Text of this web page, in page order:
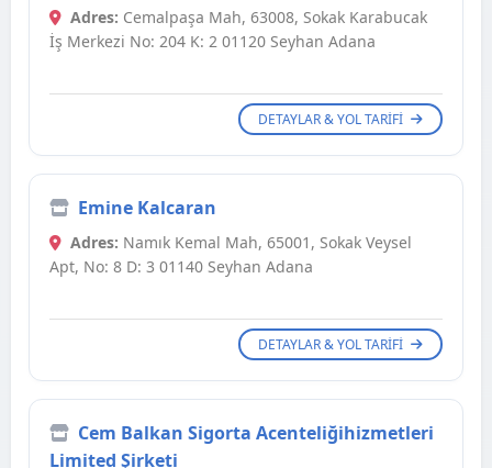
Adres: Cemalpaşa Mah, 63008, Sokak Karabucak
İş Merkezi No: 204 K: 2 01120 Seyhan Adana
DETAYLAR & YOL TARIFI
Emine Kalcaran
Adres: Namık Kemal Mah, 65001, Sokak Veysel
Apt, No: 8 D: 3 01140 Seyhan Adana
DETAYLAR & YOL TARIFI
Cem Balkan Sigorta Acenteliğihizmetleri
Limited Şirketi